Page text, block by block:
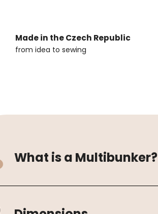
Made in the Czech Republic
from idea to sewing
What is a Multibunker?